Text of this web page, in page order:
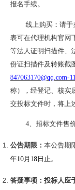
报名手续。
线上购买：请
表可在代理机构官网
等法人证明扫描件、
份证扫描件及转账截
847063170@qq.com-
称），经登记、核实
交投标文件时，将上
4、招标文件售
公告期限 ：本公告期
年10月 18 日止。
答疑事项：投标人应